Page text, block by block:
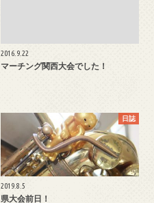
2016.9.22
マーチング関西大会でした！
日誌
2019.8.5
県大会前日！